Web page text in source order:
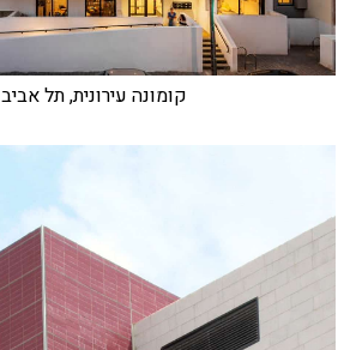
קומונה עירונית, תל אביב